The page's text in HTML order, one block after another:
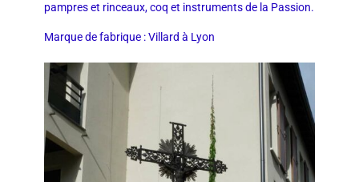
pampres et rinceaux, coq et instruments de la Passion.
Marque de fabrique : Villard à Lyon